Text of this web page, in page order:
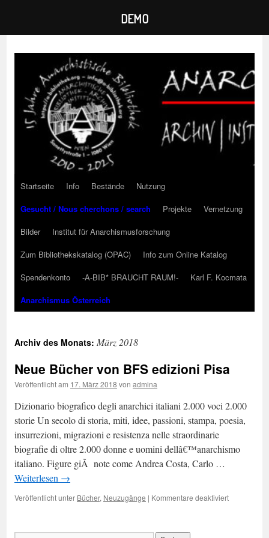
Startseite Info Bestände
Nutzung
Gesucht / Nous cherchons / search
Projekte
Vernetzung
Bilder
Institut für Anarchismusforschung
Zum Bibliothekskatalog (OPAC)
Info zum Online Katalog
Spendenkonto
-A-BIB* BRAUCHT RAUM!-
Karl F. Kocmata
Anarchismus Österreich
Archiv des Monats: März 2018
Neue Bücher von BFS edizioni Pisa
Veröffentlicht am 17. März 2018 von admina
Dizionario biografico degli anarchici italiani 2.000 voci 2.000
storie Un secolo di storia, miti, idee, passioni, stampa, poesia,
insurrezioni, migrazioni e resistenza nelle straordinarie
biografie di oltre 2.000 donne e uomini dellâ€™anarchismo
italiano. Figure giÃ note come Andrea Costa, Carlo …
Weiterlesen →
Veröffentlicht unter Bücher, Neuzugänge | Kommentare deaktiviertfür
DEMO